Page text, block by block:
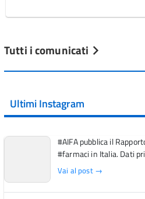
Tutti i comunicati
Ultimi Instagram
#AIFA pubblica il
#farmaci in Italia. Dati
Vai al post →